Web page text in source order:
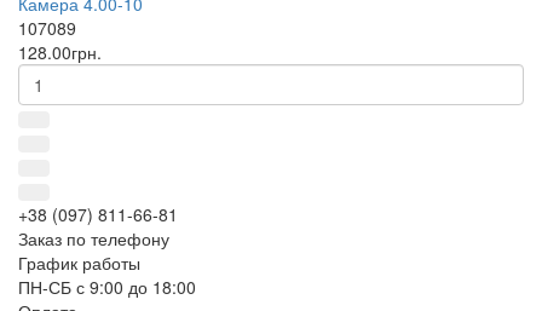
107089
128.00грн.
+38 (097) 811-66-81
Заказ по телефону
График работы
ПН-СБ с 9:00 до 18:00